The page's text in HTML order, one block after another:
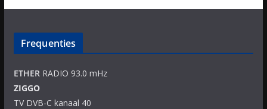
Frequenties
ETHERRADIO 93.0 mHz
ZIGGO
TV DVB-C kanaal 40